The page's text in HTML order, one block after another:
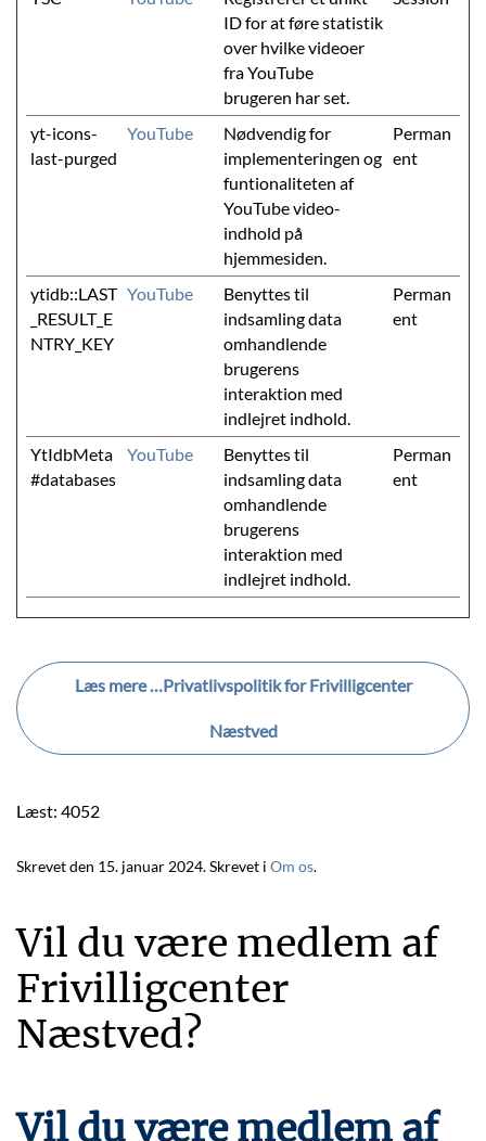
ID for at føre statistik
over hvilke videoer
fra YouTube
brugeren har set.
yt-icons-
last-purged
YouTube
Nødvendig for
implementeringen og
funtionaliteten af
YouTube video-
indhold på
hjemmesiden.
Perman
ent
ytidb::LAST
_RESULT_E
NTRY_KEY
YouTube
Benyttes til
indsamling data
omhandlende
brugerens
interaktion med
indlejret indhold.
Perman
ent
YtIdbMeta
#databases
YouTube
Benyttes til
indsamling data
omhandlende
brugerens
interaktion med
indlejret indhold.
Perman
ent
Læs mere …Privatlivspolitik for Frivilligcenter
Næstved
Læst: 4052
Skrevet den 15. januar 2024. Skrevet i Om os.
Vil du være medlem af
Frivilligcenter
Næstved?
Vil du være medlem af